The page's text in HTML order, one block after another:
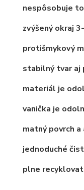
nespôsobuje
zvýšený okraj
protišmykový
stabilný tvar aj
materiál je
vanička je
matný povrch
jednoduché
plne